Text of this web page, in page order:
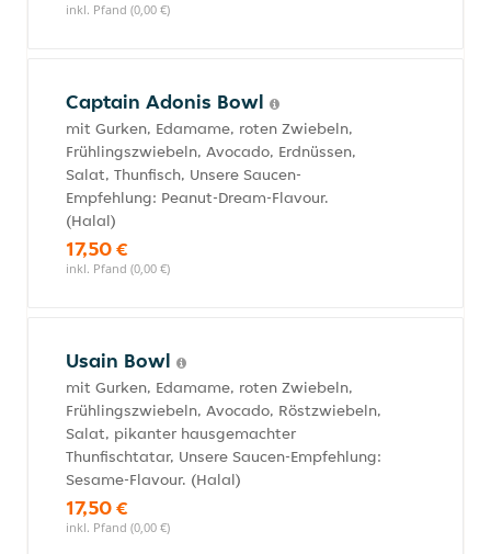
inkl. Pfand (0,00 €)
Captain Adonis Bowl
mit Gurken, Edamame, roten Zwiebeln,
Frühlingszwiebeln, Avocado, Erdnüssen,
Salat, Thunfisch, Unsere Saucen-
Empfehlung: Peanut-Dream-Flavour.
(Halal)
17,50 €
inkl. Pfand (0,00 €)
Usain Bowl
mit Gurken, Edamame, roten Zwiebeln,
Frühlingszwiebeln, Avocado, Röstzwiebeln,
Salat, pikanter hausgemachter
Thunfischtatar, Unsere Saucen-Empfehlung:
Sesame-Flavour. (Halal)
17,50 €
inkl. Pfand (0,00 €)